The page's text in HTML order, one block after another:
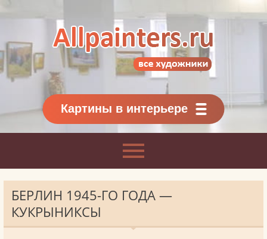
Картины классиков
и современников
Картины в интерьере
БЕРЛИН 1945-ГО ГОДА —
КУКРЫНИКСЫ